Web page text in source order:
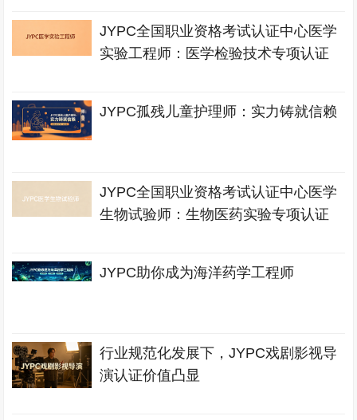
JYPC全国职业资格考试认证中心医学
实验工程师：医学检验技术专项认证
JYPC孤残儿童护理师：实力铸就信赖
JYPC全国职业资格考试认证中心医学
生物试验师：生物医药实验专项认证
JYPC助你成为海洋药学工程师
行业规范化发展下，JYPC戏剧影视导
演认证价值凸显